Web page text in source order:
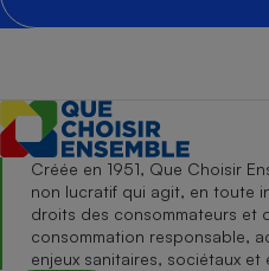
Créée en 1951, Que Choisir
non lucratif qui agit, en toute
droits des consommateurs et
consommation responsable,
enjeux sanitaires, sociétaux et